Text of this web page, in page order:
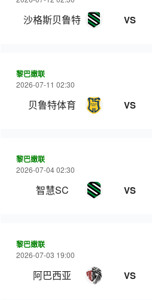
沙格斯贝鲁特 VS
黎巴嫩联
2026-07-11 02:30
贝鲁特体育 VS
黎巴嫩联
2026-07-04 02:30
智慧SC VS
黎巴嫩联
2026-07-03 19:00
阿巴西亚 VS